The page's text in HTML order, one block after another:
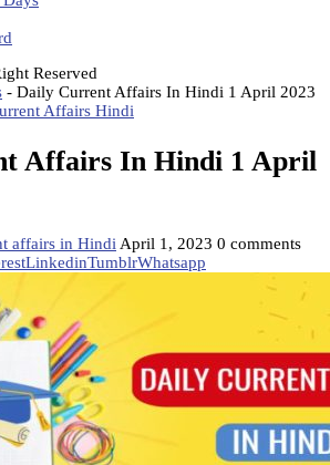
Reserved
- Daily Current Affairs In Hindi 1 April 2023
Affairs Hindi
Affairs In Hindi 1 April
affairs in Hindi April 1, 2023 0 comments
LinkedinTumblrWhatsapp